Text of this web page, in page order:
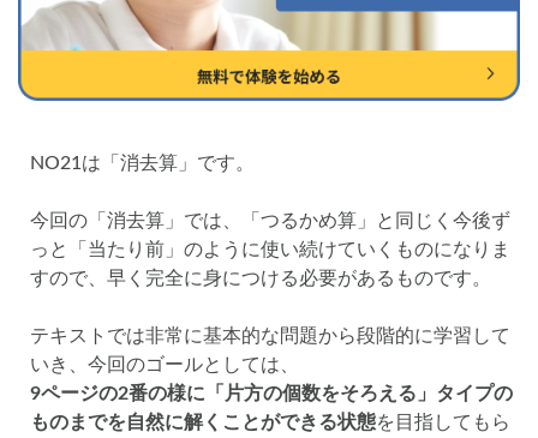
NO21は「消去算」です。
今回の「消去算」では、「つるかめ算」と同じく今後ず
っと「当たり前」のように使い続けていくものになりま
すので、早く完全に身につける必要があるものです。
テキストでは非常に基本的な問題から段階的に学習して
いき、今回のゴールとしては、
9ページの2番の様に「片方の個数をそろえる」タイプの
ものまでを自然に解くことができる状態を目指してもら
検索